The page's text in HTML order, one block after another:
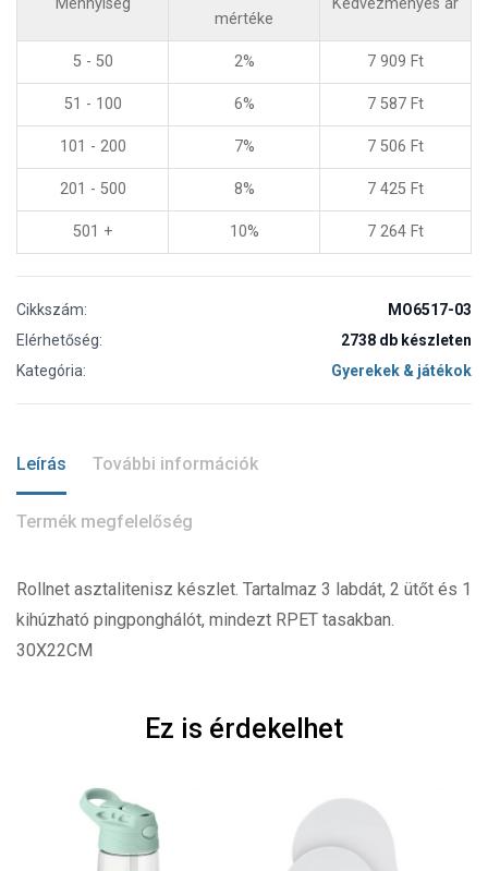
mértéke
5 - 50 2% 7 909 Ft
51 - 100 6% 7 587 Ft
101 - 200 7% 7 506 Ft
201 - 500 8% 7 425 Ft
501 + 10% 7 264 Ft
Cikkszám:
MO6517-03
Elérhetőség:
2738 db készleten
Kategória:
Gyerekek & játékok
Leírás További információk
Termék megfelelőség
Rollnet asztalitenisz készlet. Tartalmaz 3 labdát, 2 ütőt és 1
kihúzható pingponghálót, mindezt RPET tasakban.
30X22CM
Ez is érdekelhet